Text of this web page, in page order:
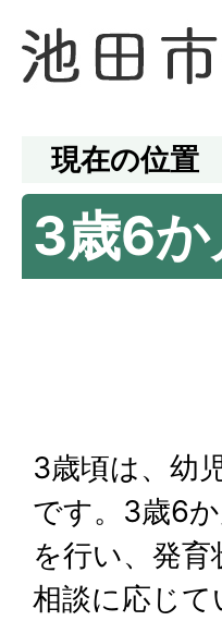
現在の位置
3歳6か
3歳頃は、幼
です。3歳6
を⾏い、発
相談に応じて